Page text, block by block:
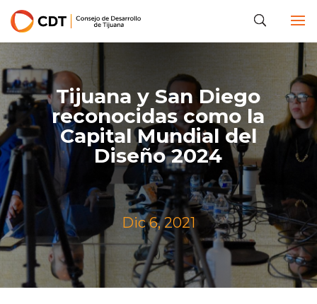
Tijuana y San Diego
reconocidas como la
Capital Mundial del
Diseño 2024
Dic 6, 2021